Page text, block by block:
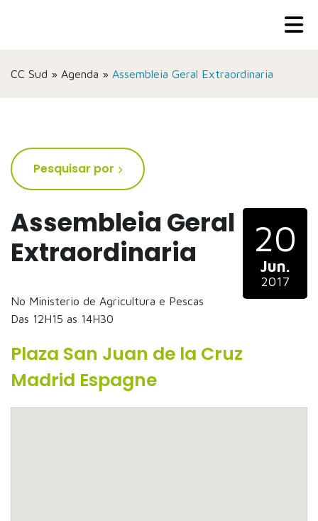
CC Sud » Agenda » Assembleia Geral Extraordinaria
Assembleia Geral
Extraordinaria
No Ministerio de Agricultura e Pescas
Das 12H15 as 14H30
20
Jun.
2017
Plaza San Juan de la Cruz
Madrid Espagne
Pesquisar por